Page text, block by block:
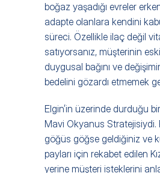
boğaz yaşadığı evreler
adapte olanlara kendini
süreci. Özellikle ilaç değil
satıyorsanız, müşterinin
duygusal bağını ve
bedelini gözardı etmemek
Elgin’in üzerinde durduğu
Mavi Okyanus Stratejisiydi.
göğüs göğse geldiğiniz ve
payları için rekabet edilen
yerine müşteri isteklerini